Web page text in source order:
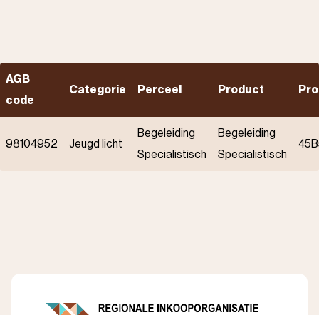
AGB
code
Categorie Perceel Product
98104952 Jeugd licht
Begeleiding
Specialistisch
Begeleiding
Specialistisch